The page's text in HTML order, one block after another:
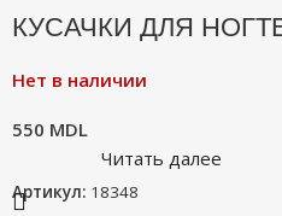
КУСАЧКИ ДЛЯ
Нет в наличии
550 MDL
Читать далее
Артикул: 18348